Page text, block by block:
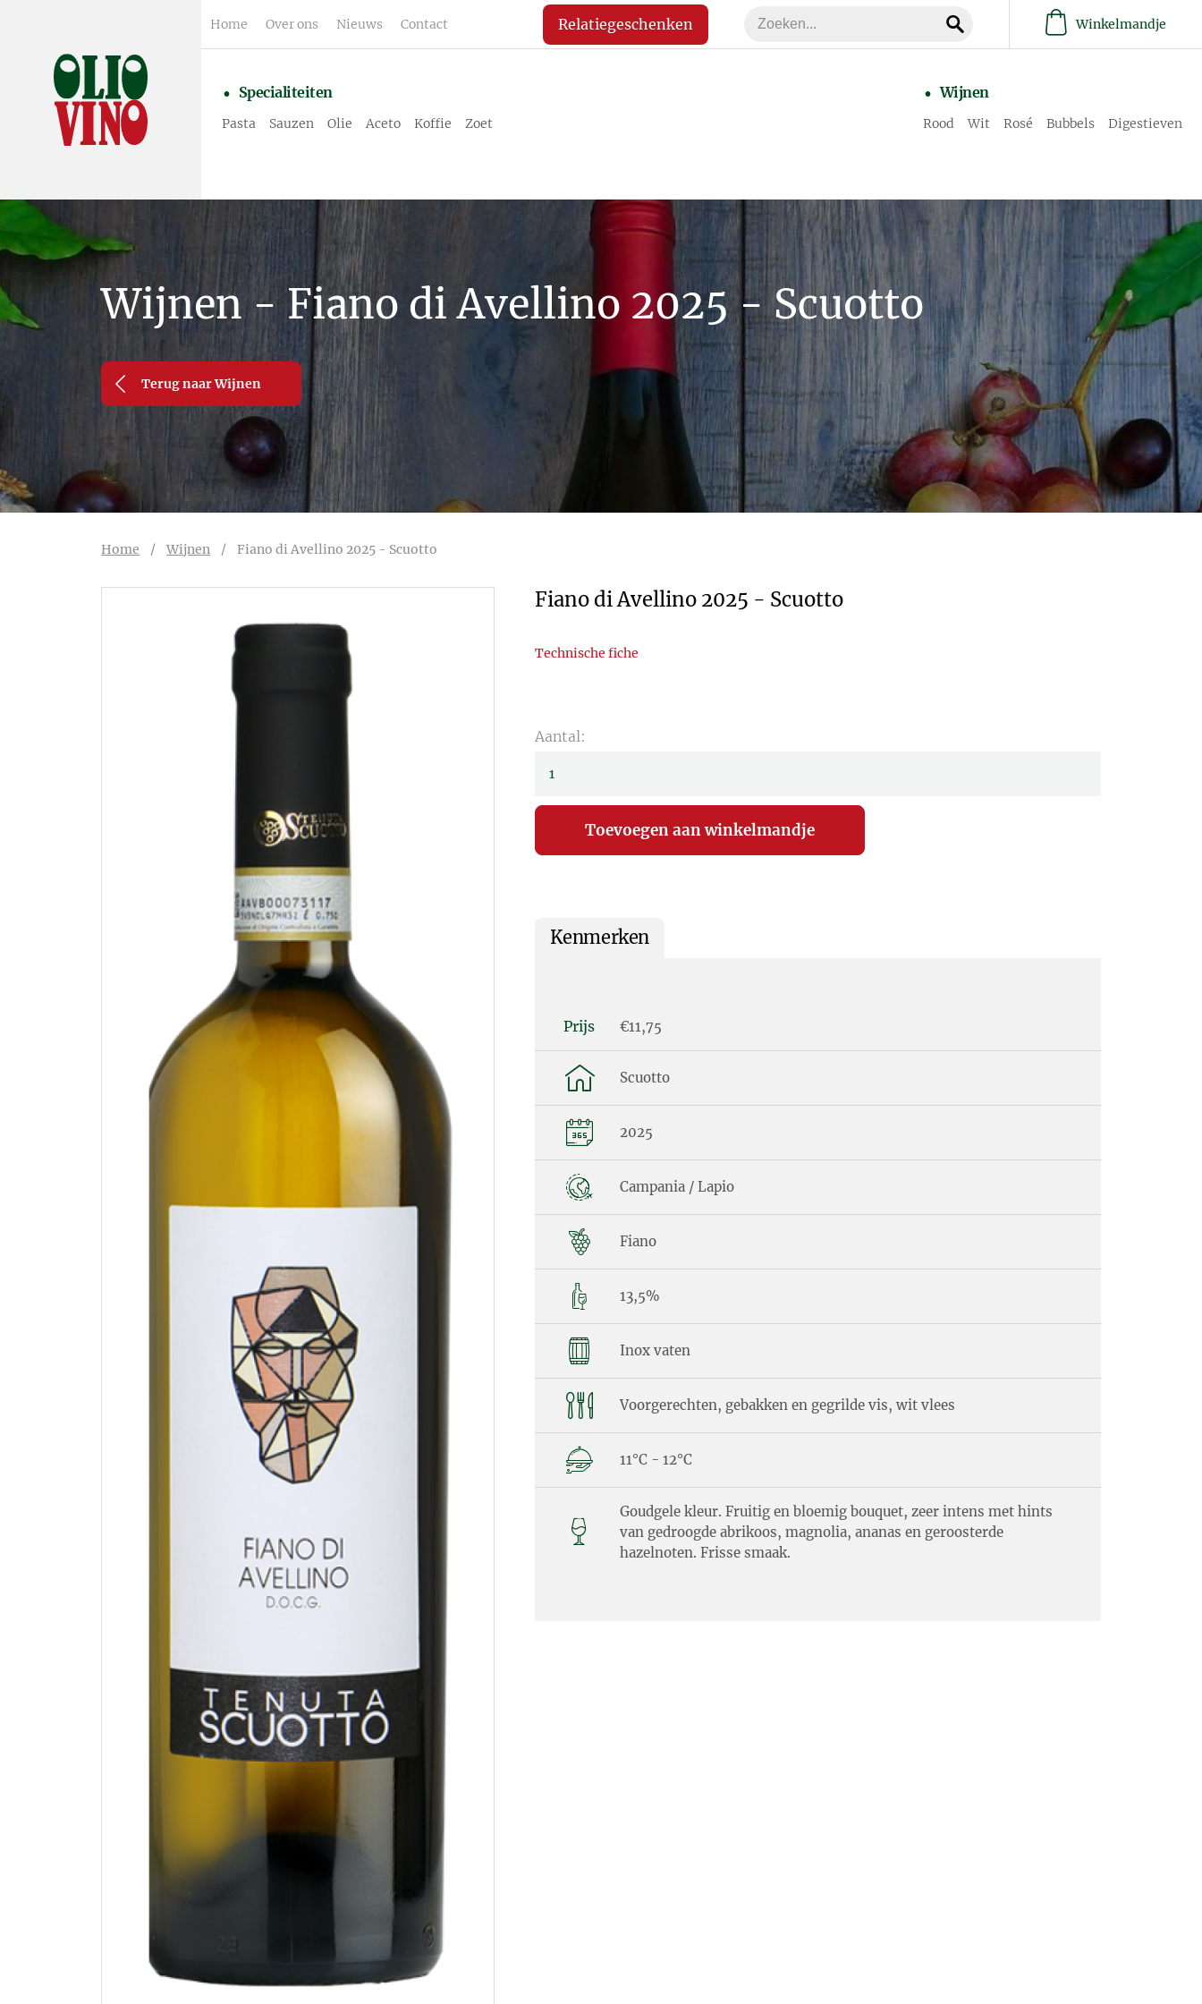
Home Over ons Nieuws Contact Relatiegeschenken Winkelmandje
Specialiteiten
Pasta Sauzen Olie Aceto Koffie Zoet
Wijnen
Rood Wit Rosé Bubbels Digestieven
Wijnen - Fiano di Avellino 2025 - Scuotto
Terug naar Wijnen
Home /Wijnen /Fiano di Avellino 2025 - Scuotto
Fiano di Avellino 2025 - Scuotto
Technische fiche
Aantal:
Kenmerken
Prijs €11,75
Scuotto
2025
Campania / Lapio
Fiano
13,5%
Inox vaten
Voorgerechten, gebakken en gegrilde vis, wit vlees
11°C - 12°C
Goudgele kleur. Fruitig en bloemig bouquet, zeer intens met hints
van gedroogde abrikoos, magnolia, ananas en geroosterde
hazelnoten. Frisse smaak.